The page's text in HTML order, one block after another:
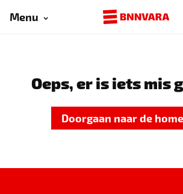
Menu
Oeps, er is iets mis
Doorgaan naar de